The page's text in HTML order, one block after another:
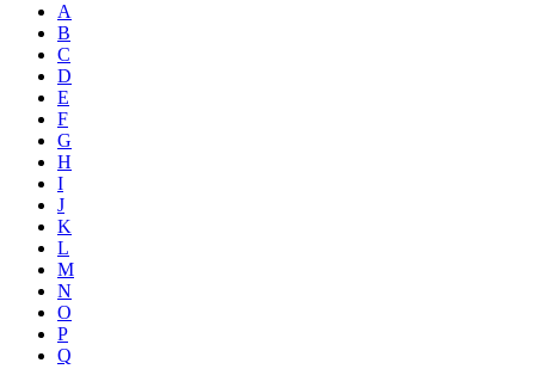
A
B
C
D
E
F
G
H
I
J
K
L
M
N
O
P
Q